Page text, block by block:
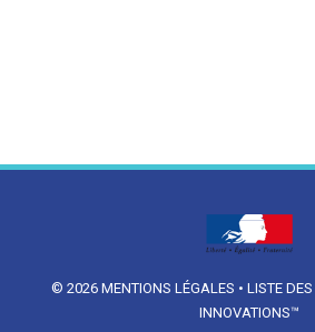
© 2026 MENTIONS LÉGALES • LISTE
INNOVATIONS™